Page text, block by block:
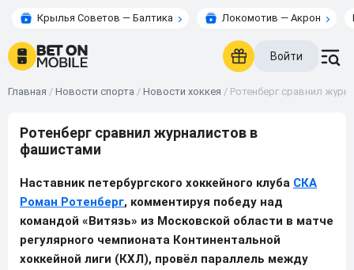
Крылья Советов — Балтика Локомотив — Акрон
Войти
Главная / Новости спорта / Новости хоккея / Ротенберг сравнил
Ротенберг сравнил журналистов в
фашистами
Наставник петербургского хоккейного клуба СКА
Роман Ротенберг, комментируя победу над
командой «Витязь» из Московской области в матче
регулярного чемпионата Континентальной
хоккейной лиги (КХЛ), провёл параллель между